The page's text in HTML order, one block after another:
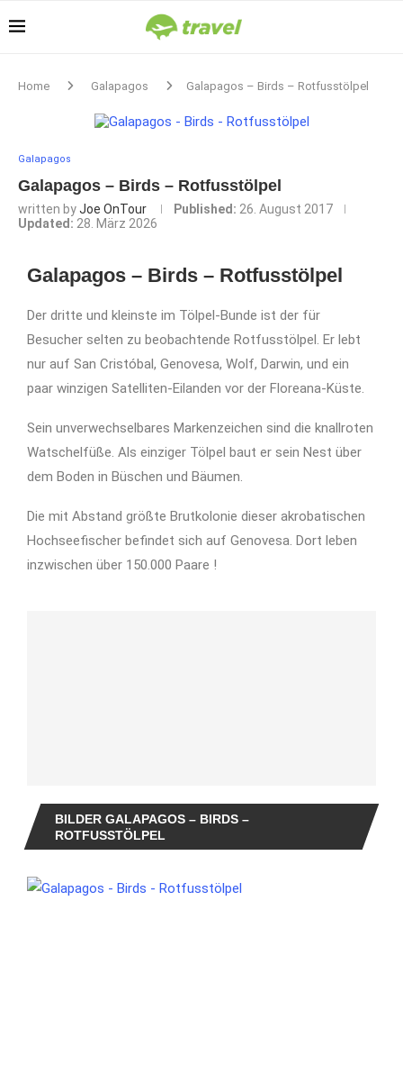
Home Galapagos Galapagos – Birds – Rotfusstölpel
Galapagos
Galapagos – Birds – Rotfusstölpel
written byJoe OnTour Published: 26. August 2017
Updated: 28. März 2026
Galapagos – Birds – Rotfusstölpel
Der dritte und kleinste im Tölpel-Bunde ist der für
Besucher selten zu beobachtende Rotfusstölpel. Er lebt
nur auf San Cristóbal, Genovesa, Wolf, Darwin, und ein
paar winzigen Satelliten-Eilanden vor der Floreana-Küste.
Sein unverwechselbares Markenzeichen sind die knallroten
Watschelfüße. Als einziger Tölpel baut er sein Nest über
dem Boden in Büschen und Bäumen.
Die mit Abstand größte Brutkolonie dieser akrobatischen
Hochseefischer befindet sich auf Genovesa. Dort leben
inzwischen über 150.000 Paare !
BILDER GALAPAGOS – BIRDS –
ROTFUSSTÖLPEL